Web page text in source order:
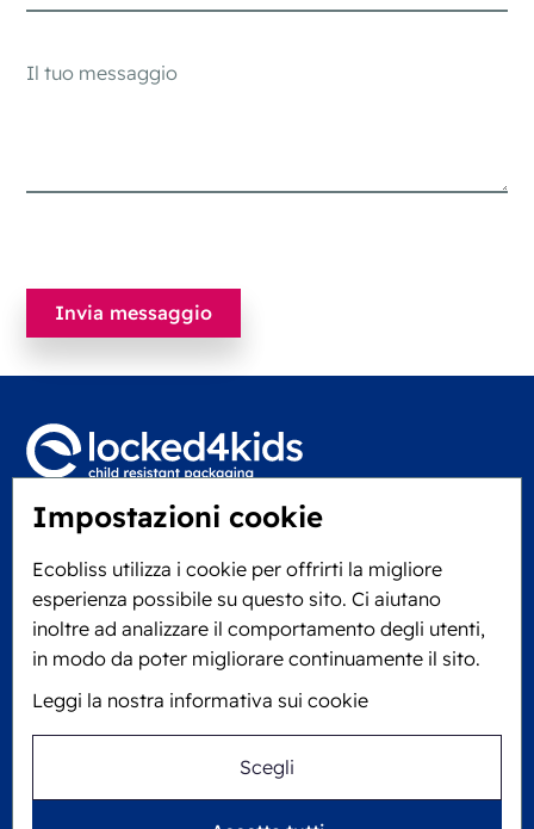
Impostazioni cookie
Ecobliss utilizza i cookie per offrirti la migliore
esperienza possibile su questo sito. Ci aiutano
inoltre ad analizzare il comportamento degli utenti,
in modo da poter migliorare continuamente il sito.
Leggi la nostra informativa sui cookie
Scegli
Locked4Kids B.V.
6101 XJ Echt, Paesi Bassi
KVK: 60610182
+31 475 390 550
Ecobliss è certificata FSC® con numero di